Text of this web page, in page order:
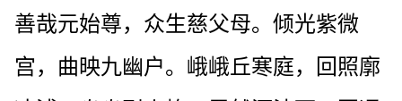
善哉元始尊，众生慈父母。倾光紫微
宫，曲映九幽户。峨峨丘寒庭，回照廓